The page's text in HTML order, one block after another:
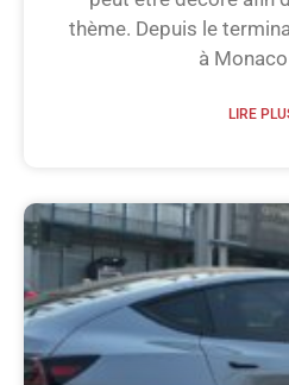
thème. Depuis le
à
LIRE